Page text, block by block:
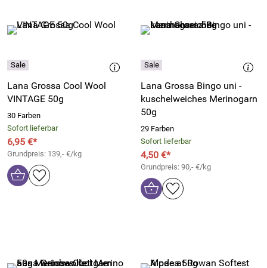
Lana Grossa Cool Wool
VINTAGE 50g
30 Farben
Sofort lieferbar
6,95 €*
Grundpreis: 139,- €/kg
Lana Grossa Bingo uni -
kuschelweiches Merinogarn
50g
29 Farben
Sofort lieferbar
4,50 €*
Grundpreis: 90,- €/kg